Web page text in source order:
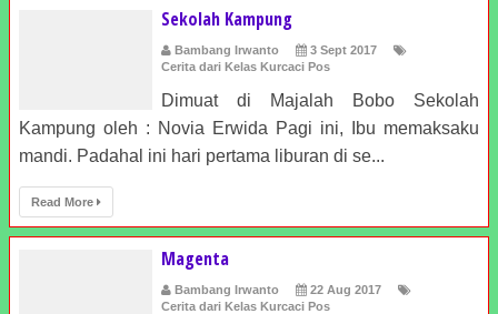
Sekolah Kampung
Bambang Irwanto
3 Sept 2017
Cerita dari Kelas Kurcaci Pos
Dimuat di Majalah Bobo Sekolah
Kampung oleh : Novia Erwida Pagi ini, Ibu memaksaku
mandi. Padahal ini hari pertama liburan di se...
Read More
Magenta
Bambang Irwanto
22 Aug 2017
Cerita dari Kelas Kurcaci Pos